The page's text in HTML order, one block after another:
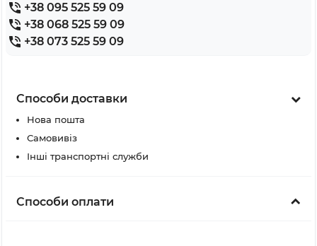
+38 095 525 59 09
+38 068 525 59 09
+38 073 525 59 09
Способи доставки
Нова пошта
Самовивіз
Інші транспортні служби
Способи оплати